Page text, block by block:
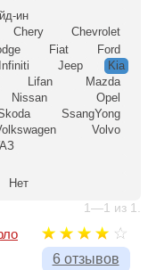
ин
Chery
Chevrolet
Fiat
Ford
Infiniti Jeep
Kia
Lifan
Mazda
Nissan
Opel
SsangYong
Volvo
Нет
1—1 из 1.
6 отзывов